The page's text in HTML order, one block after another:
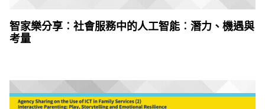
智家樂分享︰社會服務中的人工智能︰潛力、機遇與
考量